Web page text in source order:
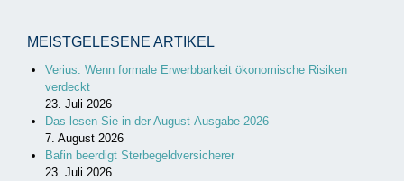
MEISTGELESENE ARTIKEL
Verius: Wenn formale Erwerbbarkeit ökonomische Risiken
verdeckt
23. Juli 2026
Das lesen Sie in der August-Ausgabe 2026
7. August 2026
Bafin beerdigt Sterbegeldversicherer
23. Juli 2026